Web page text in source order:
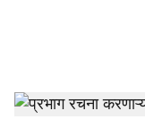
NMC Building-Sarkarnama